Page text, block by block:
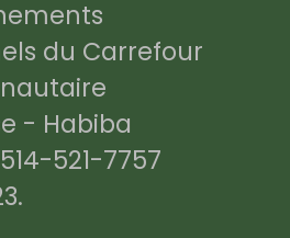
du Carrefour
- Habiba
521-7757